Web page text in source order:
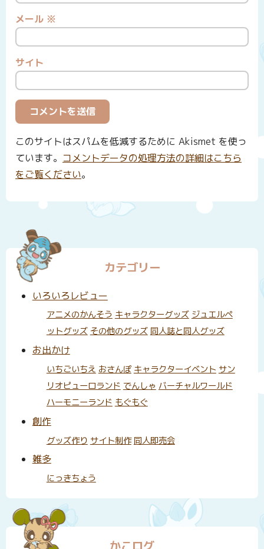
メール ※
サイト
このサイトはスパムを低減するために Akismet を使っ
ています。 コメントデータの処理方法の詳細はこちら
をご覧ください。
カテゴリー
いろいろレビュー
アニメのかんそう キャラクターグッズ ジュエルペ
ットグッズ その他のグッズ 同人誌と同人グッズ
お出かけ
いちごいちえ おさんぽ キャラクターイベント サン
リオピューロランド でんしゃ バーチャルワールド
ハーモニーランド もぐもぐ
創作
グッズ作り サイト制作 同人即売会
雑多
にっきちょう
かこログ